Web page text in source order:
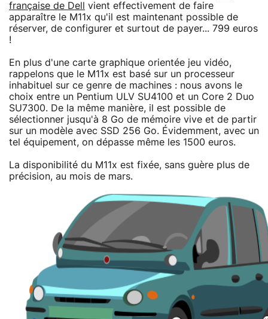
française de Dell
vient effectivement de faire
apparaître le M11x qu'il est maintenant possible de
réserver, de configurer et surtout de payer... 799 euros
!
En plus d'une carte graphique orientée jeu vidéo,
rappelons que le M11x est basé sur un processeur
inhabituel sur ce genre de machines : nous avons le
choix entre un Pentium ULV SU4100 et un Core 2 Duo
SU7300. De la même manière, il est possible de
sélectionner jusqu'à 8 Go de mémoire vive et de partir
sur un modèle avec SSD 256 Go. Évidemment, avec un
tel équipement, on dépasse même les 1500 euros.
La disponibilité du M11x est fixée, sans guère plus de
précision, au mois de mars.